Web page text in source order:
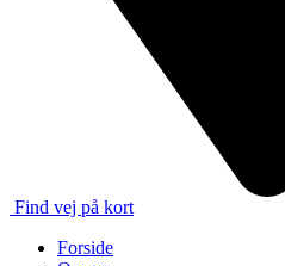
Find vej på kort
Forside